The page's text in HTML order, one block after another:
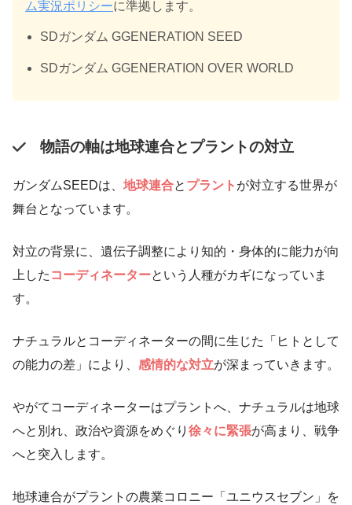
ム実況ポリシーに準拠します。
SDガンダム GGENERATION SEED
SDガンダム GGENERATION OVER WORLD
物語の軸は地球連合とプラントの対立
ガンダムSEEDは、 地球連合と プラント が対立する世界が
舞台となっています。
対立の背景に、遺伝子調整により知的・身体的に能力が向
上した コーディネーターという人種がカギになっていま
す。
ナチュラルとコーディネーターの間に生じた「ヒトとして
の能力の差」により、 感情的な対立が深まっていきます。
やがてコーディネーターはプラントへ、ナチュラルは地球
へと別れ、政治や資源をめぐり 徐々に緊張が高まり、戦争
へと突入します。
地球連合がプラントの農業コロニー「ユニウスセブン」を